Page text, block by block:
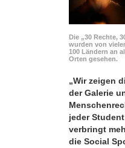
Die „30 Rechte,
wurden von
100 Ländern an
Orten gesehen.
„Wir zeigen
der Galerie
jeder
verbringt
die Social